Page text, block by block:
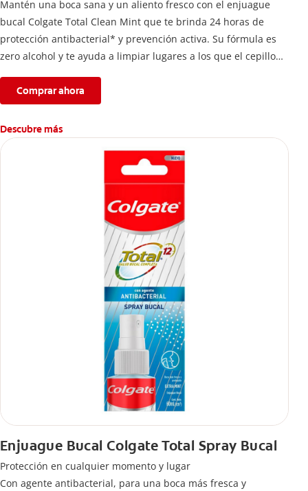
Mantén una boca sana y un aliento fresco con el enjuague
bucal Colgate Total Clean Mint que te brinda 24 horas de
protección antibacterial* y prevención activa. Su fórmula es
zero alcohol y te ayuda a limpiar lugares a los que el cepillo
Comprar ahora
Descubre más
Enjuague Bucal Colgate Total Spray Bucal
Protección en cualquier momento y lugar
Con agente antibacterial, para una boca más fresca y